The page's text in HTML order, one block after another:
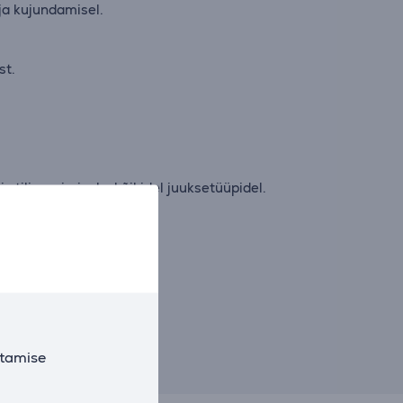
kujundamisel.
kõikidel juuksetüüpidel.